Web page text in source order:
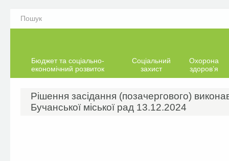
Бюджет та соціально-
економічний розвиток
Соціальний
захист
Охорона
здоров’я
Рішення засідання (позачергового)
Бучанської міської рад 13.12.2024